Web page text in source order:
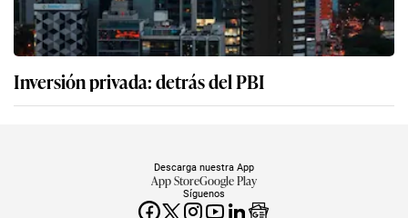
Inversión privada: detrás del PBI
Síguenos
Descarga nuestra App
App StoreGoogle Play